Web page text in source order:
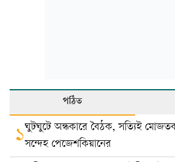
পঠিত
১ঘুটঘুটে অন্ধকারে বৈঠক, সত্যিই
সন্দেহ পেজেশকিয়ানের